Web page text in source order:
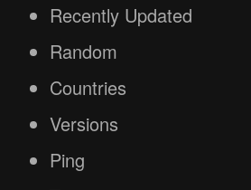
Recently Updated
Random
Countries
Versions
Ping